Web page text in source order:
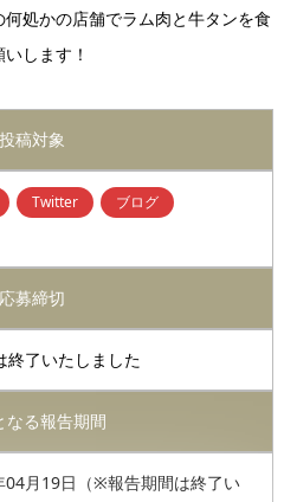
何処かの店舗でラム肉と牛タンを食
します！
投稿対象
Twitter
ブログ
応募締切
終了いたしました
なる報告期間
月19日（※報告期間は終了い